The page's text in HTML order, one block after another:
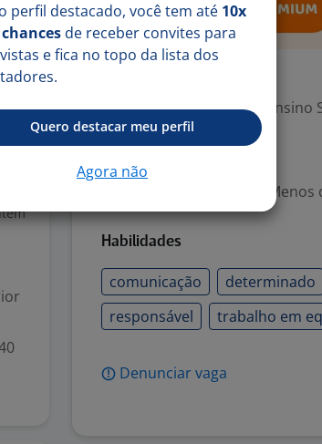
&
Escolaridade Mínima: Ensino
Experiência desejada: Menos
Habilidades
comunicação determinado
responsável
trabalho em
Denunciar vaga
perfil destacado, você tem até 10x
de receber convites para
e fica no topo da lista dos
Quero destacar meu perfil
Agora não